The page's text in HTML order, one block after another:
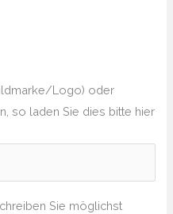
Logo) oder
so laden Sie dies bitte hier
Sie möglichst